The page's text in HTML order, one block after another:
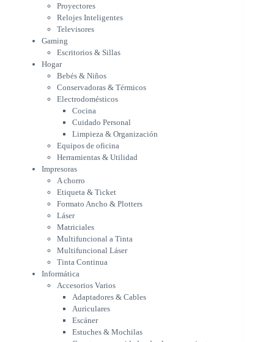
Electrodomésticos
Cocina
Cuidado Personal
Limpieza & Organización
Equipos de oficina
Herramientas & Utilidad
Impresoras
A chorro
Etiqueta & Ticket
Formato Ancho & Plotters
Láser
Matriciales
Multifuncional a Tinta
Multifuncional Láser
Tinta Continua
Informática
Accesorios Varios
Adaptadores & Cables
Auriculares
Escáner
Estuches & Mochilas
Gavetas para unidades de
almacenamiento
Lápices & punteros
Soportes
WebCam
Componentes para PC
Fuentes
Proyectores
Relojes Inteligentes
Televisores
Gaming
Escritorios & Sillas
Hogar
Bebés & Niños
Conservadoras & Térmicos
Electrodomésticos
Cocina
Cuidado Personal
Limpieza & Organización
Equipos de oficina
Herramientas & Utilidad
Impresoras
A chorro
Etiqueta & Ticket
Formato Ancho & Plotters
Láser
Matriciales
Multifuncional a Tinta
Multifuncional Láser
Tinta Continua
Informática
Accesorios Varios
Adaptadores & Cables
Auriculares
Escáner
Estuches & Mochilas